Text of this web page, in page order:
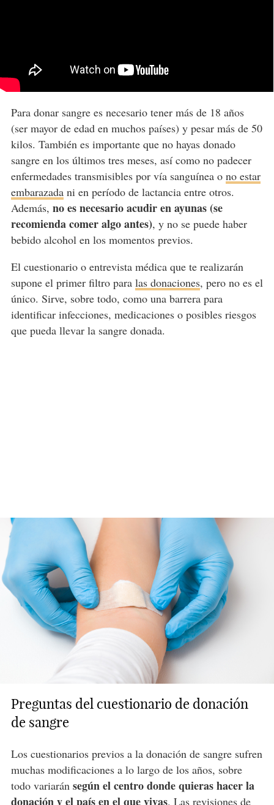
Para donar sangre es necesario tener más de 18 años
(ser mayor de edad en muchos países) y pesar más de 50
kilos. También es importante que no hayas donado
sangre en los últimos tres meses, así como no padecer
enfermedades transmisibles por vía sanguínea o no estar
embarazadani en período de lactancia entre otros.
Además, no es necesario acudir en ayunas (se
recomienda comer algo antes), y no se puede haber
bebido alcohol en los momentos previos.
El cuestionario o entrevista médica que te realizarán
supone el primer filtro para las donaciones, pero no es el
único. Sirve, sobre todo, como una barrera para
identificar infecciones, medicaciones o posibles riesgos
que pueda llevar la sangre donada.
Preguntas del cuestionario de donación
de sangre
Los cuestionarios previos a la donación de sangre sufren
muchas modificaciones a lo largo de los años, sobre
todo variarán según el centro donde quieras hacer la
donación y el país en el que vivas. Las revisiones de